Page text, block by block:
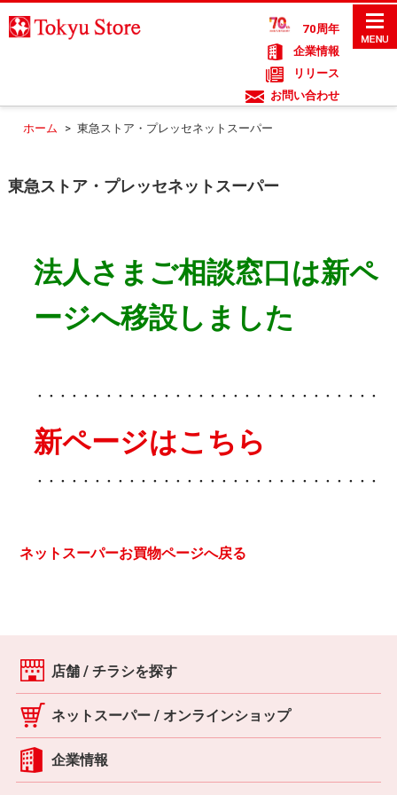
70周年
企業情報
リリース
お問い合わせ
ホーム > 東急ストア・プレッセネットスーパー
東急ストア・プレッセネットスーパー
法人さまご相談窓口は新ペ
ージへ移設しました
・・・・・ ・・・・ ・・・・ ・・・・ ・・ ・・・・・・・・・ ・・
新ページはこちら
・・・・・・・・・・・・・・・・・・・・・ ・・・ ・・・・・・
ネットスーパーお買物ページへ戻る
店舗 / チラシを探す
ネットスーパー / オンラインショップ
企業情報